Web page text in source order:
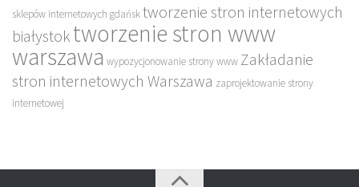
sklepów internetowych gdańsktworzenie stron internetowych
białystok tworzenie stron www
warszawa wypozycjonowanie strony www Zakładanie
stron internetowych Warszawa zaprojektowanie strony
internetowej